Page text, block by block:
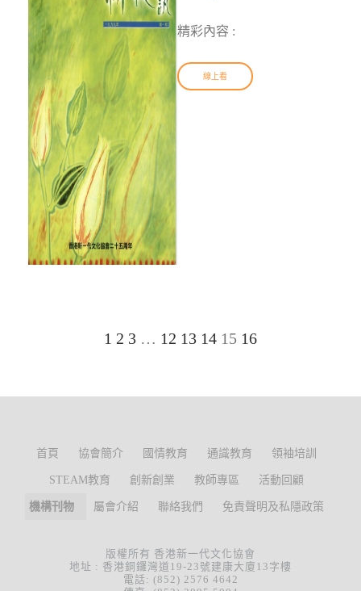
精彩內容 :
線上看
1 2 3 … 12 13 14 15 16
首頁 協會簡介 國情教育 通識教育 領袖培訓
STEAM教育 創新創業 教師專區 活動回顧
機構刊物 屬會介紹 聯絡我們 免責聲明及私隱政策
版權所有 香港新一代文化協會
地址 : 香港銅鑼灣道19-23號建康大廈13字樓
電話: (852) 2576 4642